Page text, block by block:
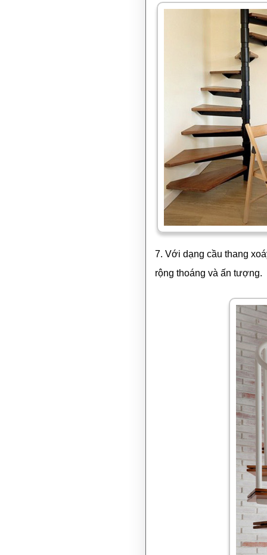
7. Với dạng cầu thang
rộng thoáng và ấn tượng.